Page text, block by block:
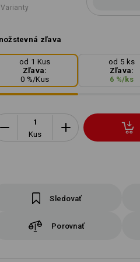
zľava
od 1 Kus
Zľava:
0 %/Kus
od 5 ks
Zľava:
6 %/ ks
Kus
Sledovať
Porovnať